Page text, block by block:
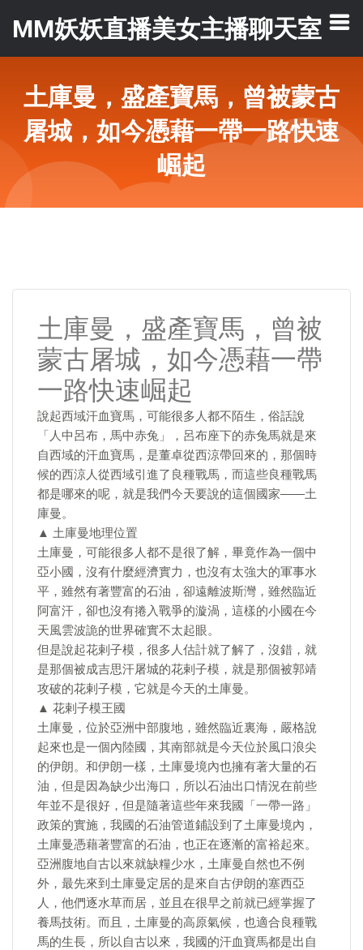
MM妖妖直播美女主播聊天室
土庫曼，盛產寶馬，曾被蒙古
屠城，如今憑藉一帶一路快速
崛起
土庫曼，盛產寶馬，曾被
蒙古屠城，如今憑藉一帶
一路快速崛起
說起西域汗血寶馬，可能很多人都不陌生，俗話說
「人中呂布，馬中赤兔」，呂布座下的赤兔馬就是來
自西域的汗血寶馬，是董卓從西涼帶回來的，那個時
候的西涼人從西域引進了良種戰馬，而這些良種戰馬
都是哪來的呢，就是我們今天要說的這個國家――土
庫曼。
▲ 土庫曼地理位置
土庫曼，可能很多人都不是很了解，畢竟作為一個中
亞小國，沒有什麼經濟實力，也沒有太強大的軍事水
平，雖然有著豐富的石油，卻遠離波斯灣，雖然臨近
阿富汗，卻也沒有捲入戰爭的漩渦，這樣的小國在今
天風雲波詭的世界確實不太起眼。
但是說起花剌子模，很多人估計就了解了，沒錯，就
是那個被成吉思汗屠城的花剌子模，就是那個被郭靖
攻破的花剌子模，它就是今天的土庫曼。
▲ 花剌子模王國
土庫曼，位於亞洲中部腹地，雖然臨近裏海，嚴格說
起來也是一個內陸國，其南部就是今天位於風口浪尖
的伊朗。和伊朗一樣，土庫曼境內也擁有著大量的石
油，但是因為缺少出海口，所以石油出口情況在前些
年並不是很好，但是隨著這些年來我國「一帶一路」
政策的實施，我國的石油管道鋪設到了土庫曼境內，
土庫曼憑藉著豐富的石油，也正在逐漸的富裕起來。
亞洲腹地自古以來就缺糧少水，土庫曼自然也不例
外，最先來到土庫曼定居的是來自古伊朗的塞西亞
人，他們逐水草而居，並且在很早之前就已經掌握了
養馬技術。而且，土庫曼的高原氣候，也適合良種戰
馬的生長，所以自古以來，我國的汗血寶馬都是出自